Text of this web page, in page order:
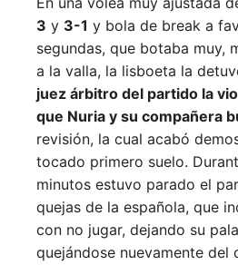
3 y 3-1 y bola de break a
segundas, que botaba muy,
a la valla, la lisboeta la
juez árbitro del partido la
que Nuria y su compañera
revisión, la cual acabó
tocado primero suelo.
minutos estuvo parado el
quejas de la española, que
con no jugar, dejando su
quejándose nuevamente del